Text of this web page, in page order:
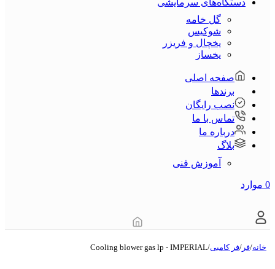
گل خامه
شوکیس
یخچال و فریزر
یخساز
صفحه اصلی
برندها
نصب رایگان
تماس با ما
درباره ما
بلاگ
آموزش فنی
0 موارد
خانه/فر /فر کامبی/
Cooling blower gas lp - IMPERIAL